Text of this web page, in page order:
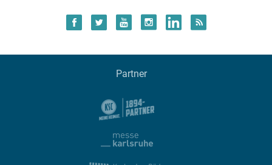
Partner